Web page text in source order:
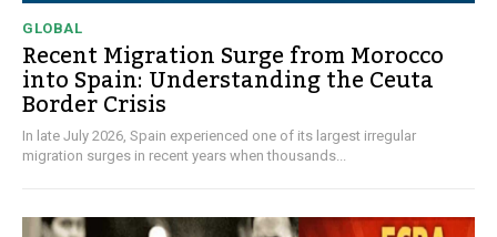
GLOBAL
Recent Migration Surge from Morocco
into Spain: Understanding the Ceuta
Border Crisis
In late July 2026, Spain experienced one of its largest irregular
migration surges in recent years when thousands...